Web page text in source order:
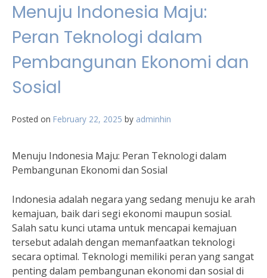
Menuju Indonesia Maju:
Peran Teknologi dalam
Pembangunan Ekonomi dan
Sosial
Posted on February 22, 2025 by adminhin
Menuju Indonesia Maju: Peran Teknologi dalam
Pembangunan Ekonomi dan Sosial
Indonesia adalah negara yang sedang menuju ke arah
kemajuan, baik dari segi ekonomi maupun sosial.
Salah satu kunci utama untuk mencapai kemajuan
tersebut adalah dengan memanfaatkan teknologi
secara optimal. Teknologi memiliki peran yang sangat
penting dalam pembangunan ekonomi dan sosial di